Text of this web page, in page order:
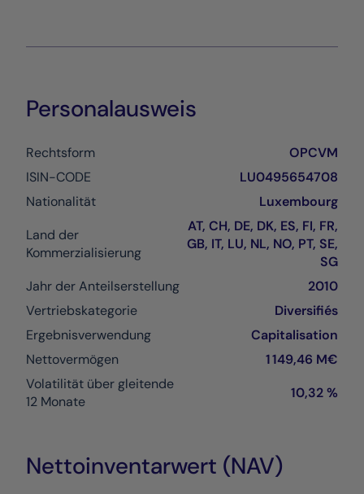
Personalausweis
Rechtsform
OPCVM
ISIN-CODE
LU0495654708
Nationalität
Luxembourg
Land der
Kommerzialisierung
AT, CH, DE, DK, ES, FI, FR,
GB, IT, LU, NL, NO, PT, SE,
SG
Jahr der Anteilserstellung
2010
Vertriebskategorie
Diversifiés
Ergebnisverwendung
Capitalisation
Nettovermögen
1 149,46 M€
Volatilität über gleitende
12 Monate
10,32 %
Nettoinventarwert (NAV)